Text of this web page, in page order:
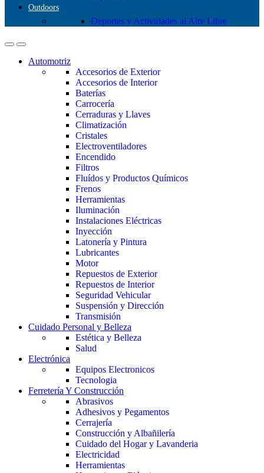
Outdoors
Deportes y Actividades al Aire Libre
Automotriz
Accesorios de Exterior
Accesorios de Interior
Baterías
Carrocería
Cerraduras y Llaves
Climatización
Cristales
Electroventiladores
Encendido
Filtros
Fluídos y Productos Químicos
Frenos
Herramientas
Iluminación
Instalaciones Eléctricas
Inyección
Latonería y Pintura
Lubricantes
Motor
Repuestos de Exterior
Repuestos de Interior
Seguridad Vehicular
Suspensión y Dirección
Transmisión
Cuidado Personal y Belleza
Estética y Belleza
Salud
Electrónica
Equipos Electronicos
Tecnologia
Ferretería Y Construcción
Abrasivos
Adhesivos y Pegamentos
Cerrajería
Construcción y Albañilería
Cuidado del Hogar y Lavanderia
Electricidad
Herramientas